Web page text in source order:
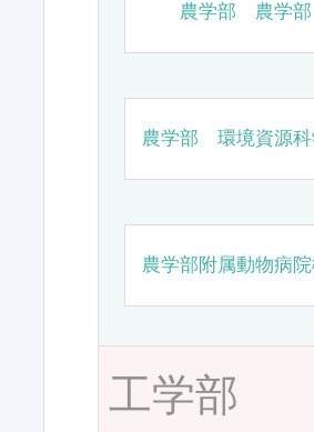
農学部 農学部
農学部 環境資源科
農学部附属動物病
工学部